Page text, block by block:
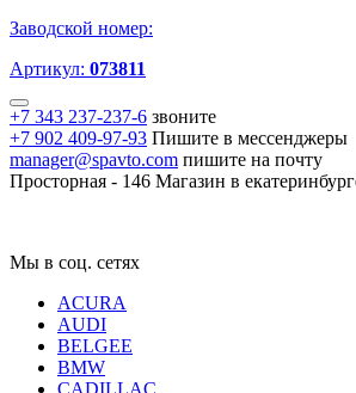
Заводской номер:
Артикул: 073811
+7 343 237-237-6 звоните
+7 902 409-97-93 Пишите в мессенджеры
manager@spavto.com пишите на почту
Просторная - 146 Магазин в
Мы в соц. сетях
ACURA
AUDI
BELGEE
BMW